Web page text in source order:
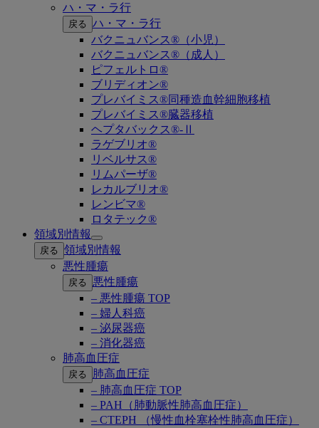
ハ・マ・ラ行
戻る ハ・マ・ラ行
バクニュバンス®（小児）
バクニュバンス®（成人）
ピフェルトロ®
ブリディオン®
プレバイミス®同種造血幹細胞移植
プレバイミス®臓器移植
ヘプタバックス®-Ⅱ
ラゲブリオ®
リベルサス®
リムパーザ®
レカルブリオ®
レンビマ®
ロタテック®
領域別情報
Open
submenu
戻る 領域別情報
悪性腫瘍
戻る
悪性腫瘍
– 悪性腫瘍 TOP
– 婦人科癌
– 泌尿器癌
– 消化器癌
肺高血圧症
戻る
肺高血圧症
– 肺高血圧症 TOP
– PAH（肺動脈性肺高血圧症）
– CTEPH （慢性血栓塞栓性肺高血圧症）